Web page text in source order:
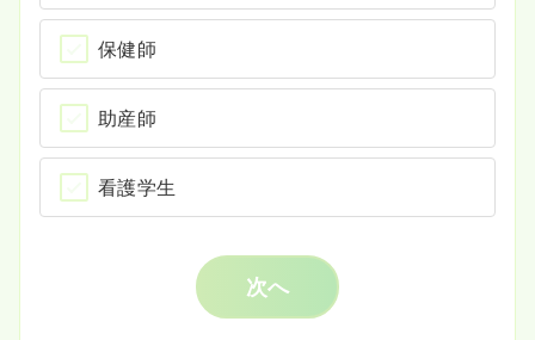
保健師
助産師
看護学生
次へ